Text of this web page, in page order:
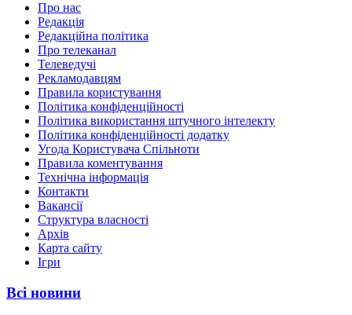
Про нас
Редакція
Редакційна політика
Про телеканал
Телеведучі
Рекламодавцям
Правила користування
Політика конфіденційності
Політика використання штучного інтелекту
Політика конфіденційності додатку
Угода Користувача Спільноти
Правила коментування
Технічна інформація
Контакти
Вакансії
Структура власності
Архів
Карта сайту
Ігри
Всі новини